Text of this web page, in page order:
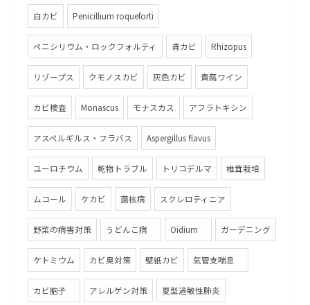
白カビ Penicillium roqueforti
ペニシリウム・ロックフォルティ 青カビ Rhizopus
リゾープス クモノスカビ 灰色カビ 貴腐ワイン
カビ検査 Monascus モナスカス アフラトキシン
アスペルギルス・フラバス Aspergillus flavus
ユーロチウム 乾物トラブル トリコデルマ 椎茸栽培
ムコール ケカビ 菌核病 スクレロティニア
野菜の病害対策 うどんこ病 Oidium ガーデニング
ケトミウム カビ臭対策 壁紙カビ 気管支喘息
カビ胞子 アレルゲン対策 夏型過敏性肺炎